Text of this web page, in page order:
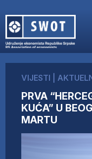
O NAMA
AKTUELNO
ANALIZE
KOMPANIJE
FINANSIJE
VIJESTI
PRVA
KUĆA” U
MARTU